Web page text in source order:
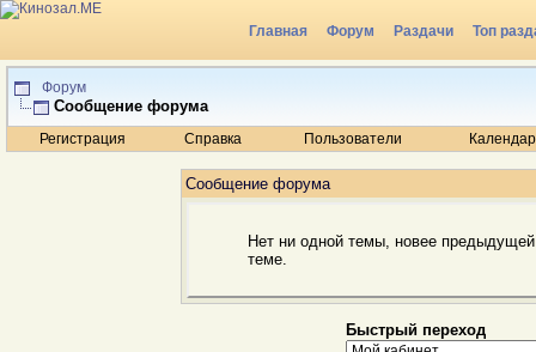
Главная Форум Раздачи Топ
Радио
Форум
Сообщение форума
Регистрация Справка Пользователи
Сообщение форума
Нет ни одной темы, новее
теме.
Быстрый переход